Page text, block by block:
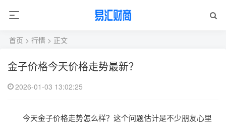
首页 > 行情 > 正文
金子价格今天价格走势最新？
2026-01-03 13:02:25
今天金子价格走势怎么样？这个问题估计是不少朋友心里